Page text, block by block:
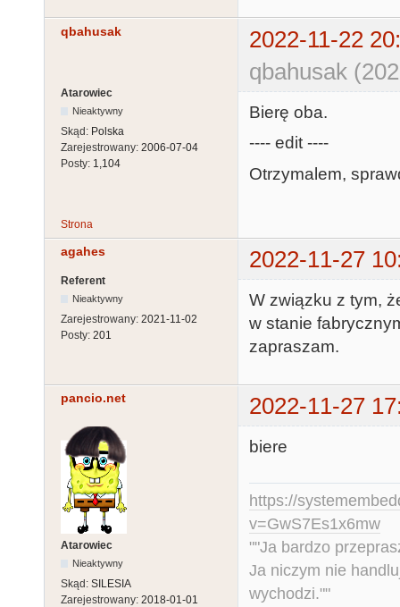
qbahusak
2022-11-22
qbahusak
Atarowiec
Nieaktywny
Skąd: Polska
Zarejestrowany: 2006-07-04
Posty: 1,104
Bierę oba.
---- edit ----
Otrzymalem,
Strona
agahes 2022-11-27
Referent
Nieaktywny
Zarejestrowany: 2021-11-02
Posty: 201
W związku z tym,
w stanie
zapraszam.
pancio.net 2022-11-27
Atarowiec
Nieaktywny
Skąd: SILESIA
Zarejestrowany: 2018-01-01
biere
https://
v=GwS7Es1x6mw
""Ja bardzo
Ja niczym nie
wychodzi.""